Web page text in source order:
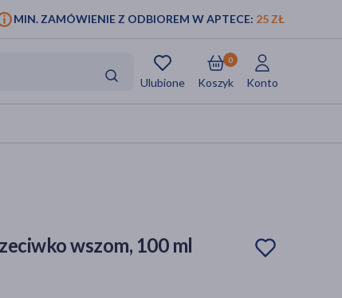
MIN. ZAMÓWIENIE Z ODBIOREM W APTECE: 25 ZŁ
Ulubione Koszyk
0
Konto
wszom, 100 ml